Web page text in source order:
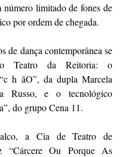
limitado de fones de
por ordem de chegada.
de dança contemporânea se
Teatro da Reitoria: o
h ãO”, da dupla Marcela
Russo, e o tecnológico
do grupo Cena 11.
a Cia de Teatro de
“Cárcere Ou Porque As